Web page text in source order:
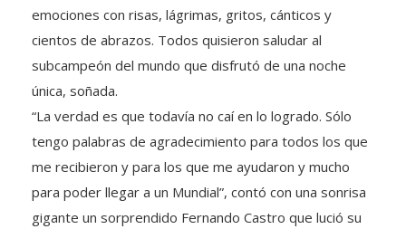
emociones con risas, lágrimas, gritos, cánticos y
cientos de abrazos. Todos quisieron saludar al
subcampeón del mundo que disfrutó de una noche
única, soñada.
“La verdad es que todavía no caí en lo logrado. Sólo
tengo palabras de agradecimiento para todos los que
me recibieron y para los que me ayudaron y mucho
para poder llegar a un Mundial”, contó con una sonrisa
gigante un sorprendido Fernando Castro que lució su